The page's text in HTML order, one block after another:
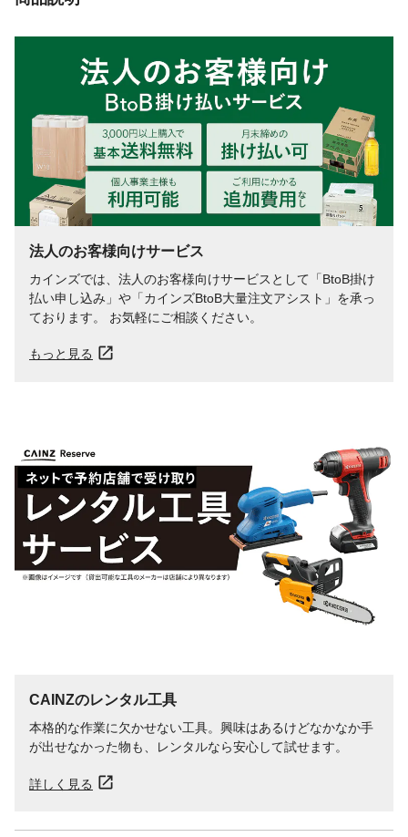
法人のお客様向けサービス
カインズでは、法人のお客様向けサービスとして「BtoB掛け
払い申し込み」や「カインズBtoB大量注文アシスト」を承っ
ております。 お気軽にご相談ください。
もっと見る
CAINZのレンタル工具
本格的な作業に欠かせない工具。興味はあるけどなかなか手
が出せなかった物も、レンタルなら安心して試せます。
詳しく見る